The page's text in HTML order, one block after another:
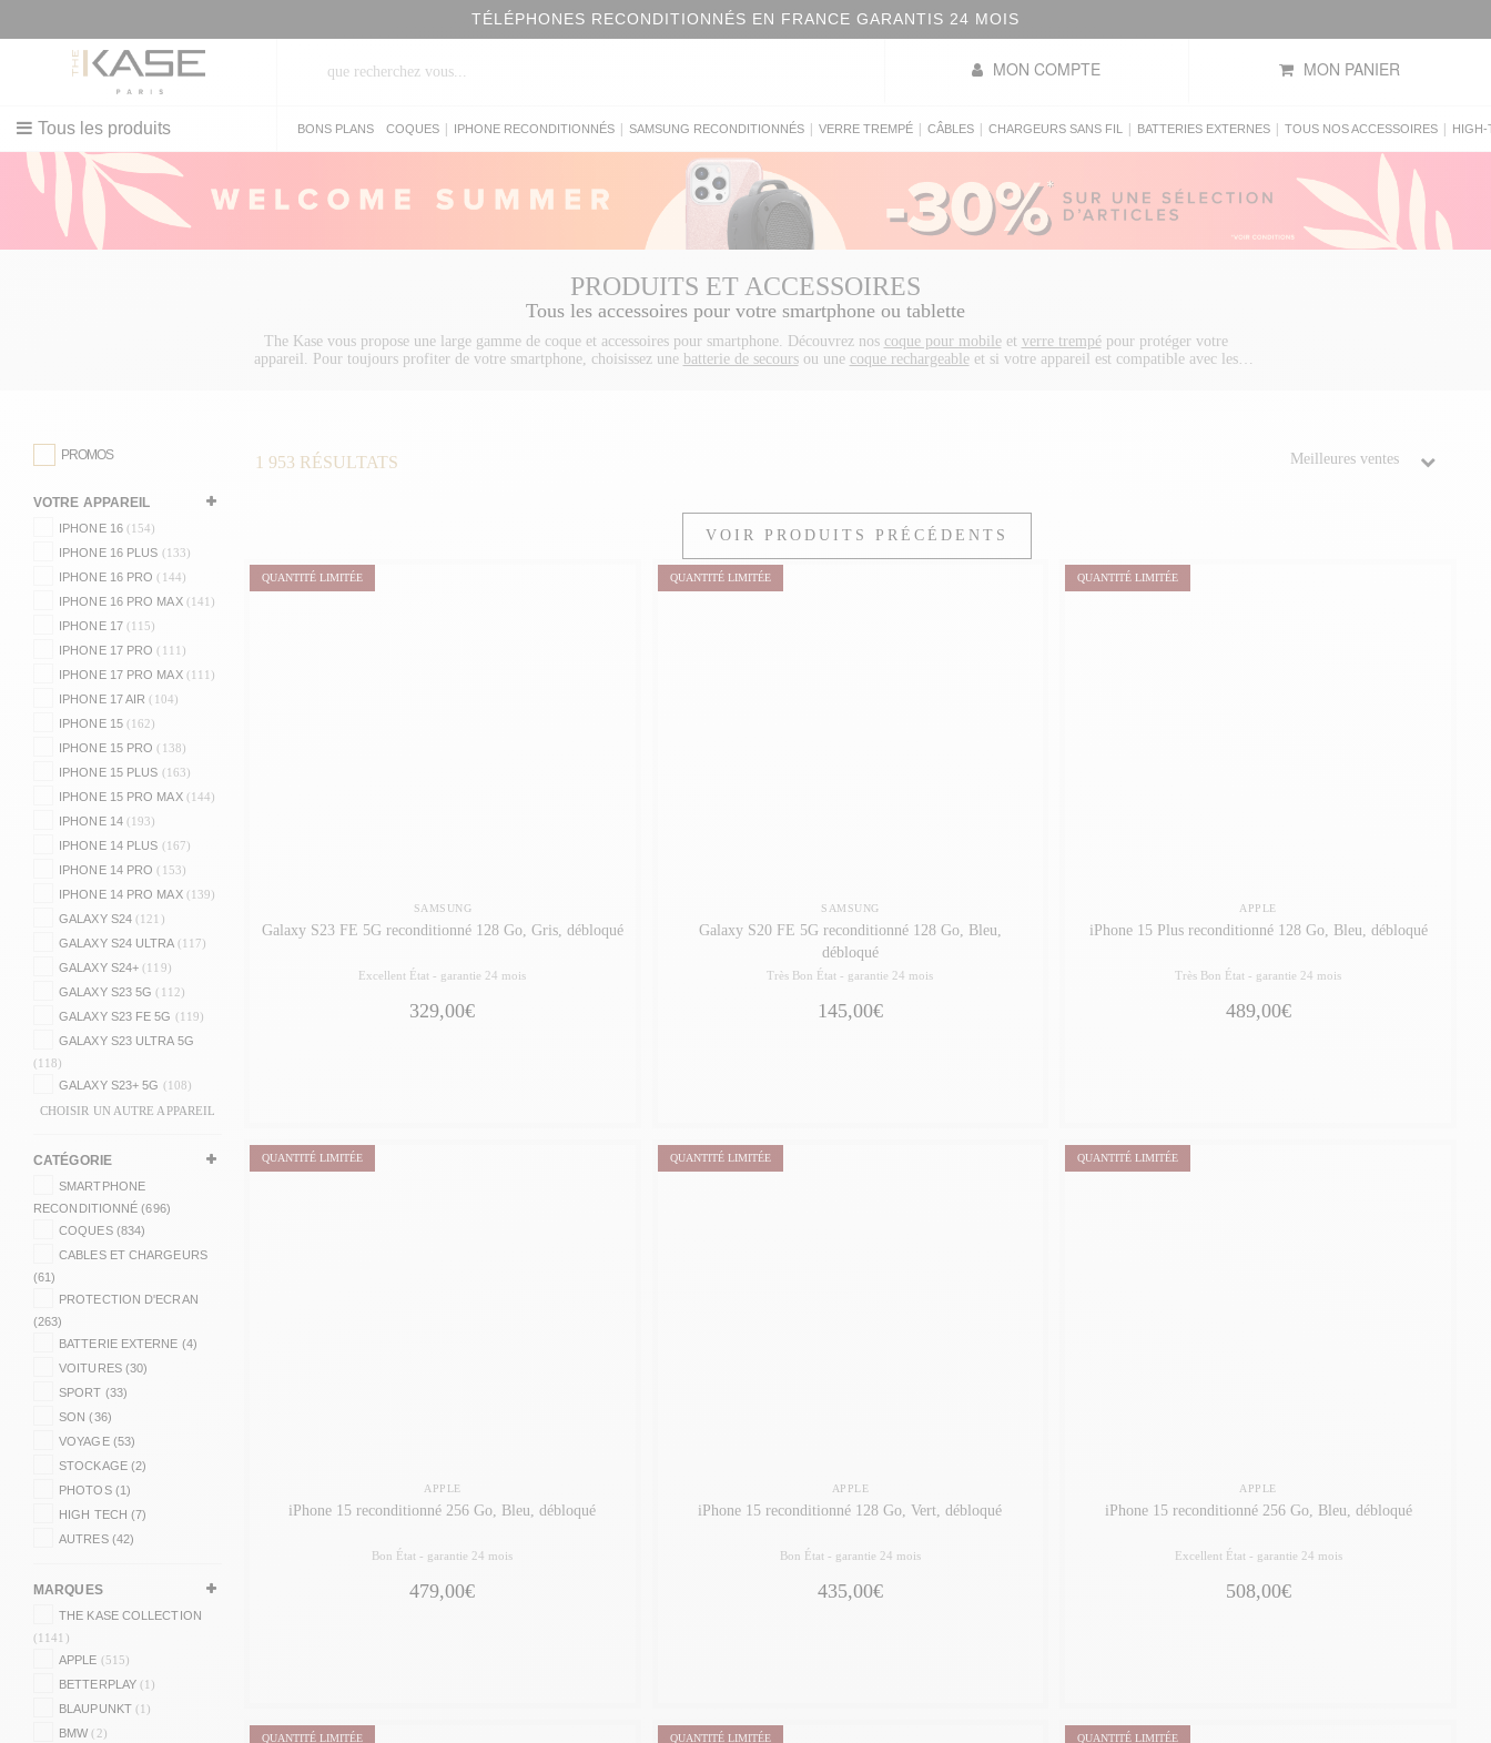
TÉLÉPHONES RECONDITIONNÉS EN FRANCE GARANTIS 24 MOIS
Tous les produits
MON COMPTE MON PANIER
BONS PLANS COQUES IPHONE RECONDITIONNÉS SAMSUNG RECONDITIONNÉS VERRE TREMPÉ CÂBLES CHARGEURS SANS FIL BATTERIES EXTERNES TOUS NOS ACCESSOIRES HIGH-
PRODUITS ET ACCESSOIRES
Tous les accessoires pour votre smartphone ou tablette
The Kase vous propose une large gamme de coque et accessoires pour smartphone. Découvrez nos coque pour mobileet verre trempépour protéger votre
appareil. Pour toujours profiter de votre smartphone, choisissez une batterie de secoursou une coque rechargeableet si votre appareil est compatible avec les
PROMOS
VOTRE APPAREIL
IPHONE 16 (154)
IPHONE 16 PLUS (133)
IPHONE 16 PRO(144)
IPHONE 16 PRO MAX (141)
IPHONE 17 (115)
IPHONE 17 PRO(111)
IPHONE 17 PRO MAX (111)
IPHONE 17 AIR(104)
IPHONE 15 (162)
IPHONE 15 PRO(138)
IPHONE 15 PLUS (163)
IPHONE 15 PRO MAX (144)
IPHONE 14 (193)
IPHONE 14 PLUS (167)
IPHONE 14 PRO(153)
IPHONE 14 PRO MAX (139)
GALAXY S24(121)
GALAXY S24 ULTRA (117)
GALAXY S24+(119)
GALAXY S23 5G(112)
GALAXY S23 FE 5G (119)
GALAXY S23 ULTRA 5G
(118)
GALAXY S23+ 5G (108)
CHOISIR UN AUTRE APPAREIL
CATÉGORIE
SMARTPHONE
RECONDITIONNÉ (696)
COQUES (834)
CABLES ET CHARGEURS
(61)
PROTECTION D'ECRAN
(263)
BATTERIE EXTERNE (4)
VOITURES (30)
SPORT (33)
SON (36)
VOYAGE (53)
STOCKAGE (2)
PHOTOS (1)
HIGH TECH (7)
AUTRES (42)
MARQUES
THE KASE COLLECTION
(1141)
APPLE (515)
BETTERPLAY(1)
BLAUPUNKT (1)
BMW(2)
1 953 RÉSULTATS
VOIR PRODUITS PRÉCÉDENTS
QUANTITÉ LIMITÉE
SAMSUNG
Galaxy S23 FE 5G reconditionné 128 Go, Gris, débloqué
Excellent État - garantie 24 mois
329,00€
QUANTITÉ LIMITÉE
SAMSUNG
Galaxy S20 FE 5G reconditionné 128 Go, Bleu,
débloqué
Très Bon État - garantie 24 mois
145,00€
QUANTITÉ LIMITÉE
APPLE
iPhone 15 Plus reconditionné 128 Go, Bleu, débloqué
Très Bon État - garantie 24 mois
489,00€
QUANTITÉ LIMITÉE
APPLE
iPhone 15 reconditionné 256 Go, Bleu, débloqué
Bon État - garantie 24 mois
479,00€
QUANTITÉ LIMITÉE
APPLE
iPhone 15 reconditionné 128 Go, Vert, débloqué
Bon État - garantie 24 mois
435,00€
QUANTITÉ LIMITÉE
APPLE
iPhone 15 reconditionné 256 Go, Bleu, débloqué
Excellent État - garantie 24 mois
508,00€
QUANTITÉ LIMITÉE QUANTITÉ LIMITÉE QUANTITÉ LIMITÉE